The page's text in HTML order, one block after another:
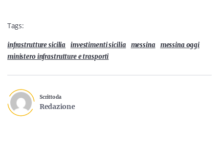
Tags:
infrastrutture sicilia investimenti sicilia messina
messina oggi
ministero infrastrutture e trasporti
Scritto da
Redazione